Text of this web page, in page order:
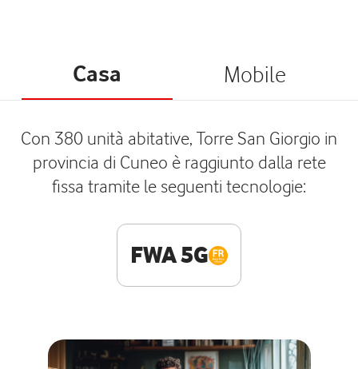
Casa Mobile
Con 380 unità abitative, Torre San Giorgio in
provincia di Cuneo è raggiunto dalla rete
fissa tramite le seguenti tecnologie:
FWA 5G